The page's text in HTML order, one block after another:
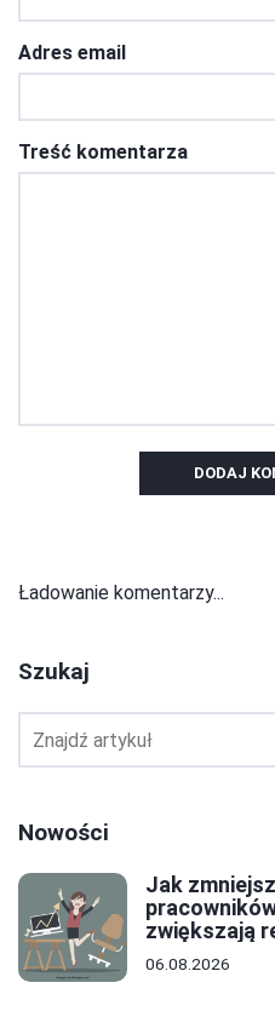
Adres email
Treść komentarza
DODAJ
Ładowanie komentarzy...
Szukaj
Nowości
Jak
zwiększają
06.08.2026